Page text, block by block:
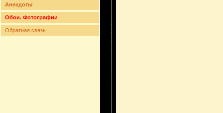
Анекдоты
Обои. Фотографии
Обратная связь